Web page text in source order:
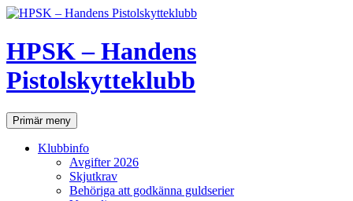
Hoppa
innehåll
HPSK – Handens
Pistolskytteklubb
SökPrimär meny
Klubbinfo
Avgifter 2026
Skjutkrav
Behöriga att godkänna guldserier